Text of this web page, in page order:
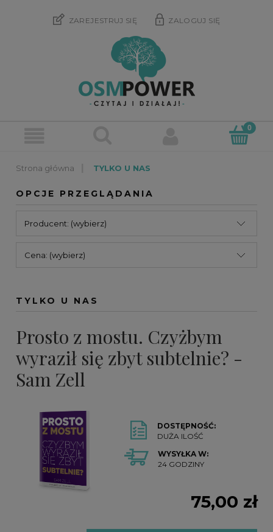
ZAREJESTRUJ SIĘ ZALOGUJ SIĘ
TYLKO U NAS
OPCJE PRZEGLĄDANIA
Producent: (wybierz)
Cena: (wybierz)
TYLKO U NAS
Prosto z mostu. Czyżbym
wyraził się zbyt subtelnie? -
Sam Zell
DOSTĘPNOŚĆ:
DUŻA ILOŚĆ
WYSYŁKA W:
24 GODZINY
75,00 zł